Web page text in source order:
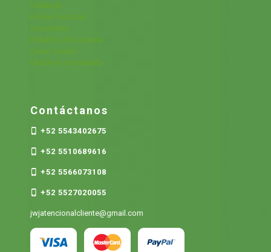
Cátalogo
Fichas Técnicas
Sucursales
Detalles de la cuenta
Cerrar Sesión
Olvide mi contraseña
Contáctanos
+52 5543402675
+52 5510689616
+52 5566073108
+52 5527020055
jwjatencionalcliente@gmail.com